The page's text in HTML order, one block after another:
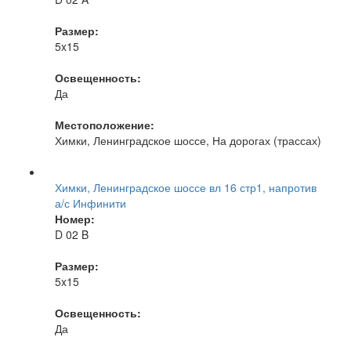
Размер:
5x15
Освещенность:
Да
Местоположение:
Химки, Ленинградское шоссе, На дорогах (трассах)
Химки, Ленинградское шоссе вл 16 стр1, напротив
а/с Инфинити
Номер:
D 02 B
Размер:
5x15
Освещенность:
Да